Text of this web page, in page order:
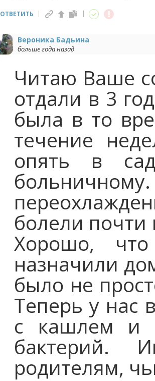
ОТВЕТИТЬ
Вероника Бадьина
больше года назад
Читаю Ваше
отдали в 3
была в то
течение
опять в
больничному.
болели почти
Хорошо,
назначили
было не
Теперь у нас
с кашлем и
бактерий.
родителям,